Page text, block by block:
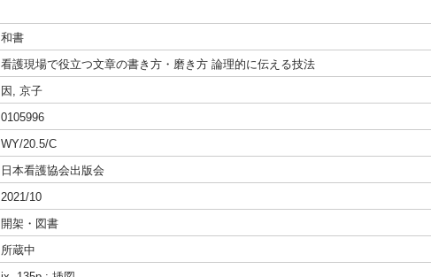
和書
看護現場で役立つ文章の書き方・磨き方 論理的に伝える技法
因, 京子
0105996
WY/20.5/C
日本看護協会出版会
2021/10
開架・図書
所蔵中